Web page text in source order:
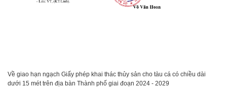
Về giao hạn ngạch Giấy phép khai thác thủy sản cho tàu cá có chiều dài
dưới 15 mét trên địa bàn Thành phố giai đoạn 2024 - 2029